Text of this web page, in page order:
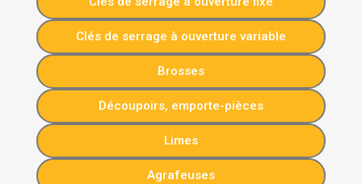
Clés de serrage à ouverture variable
Brosses
Découpoirs, emporte-pièces
Limes
Agrafeuses